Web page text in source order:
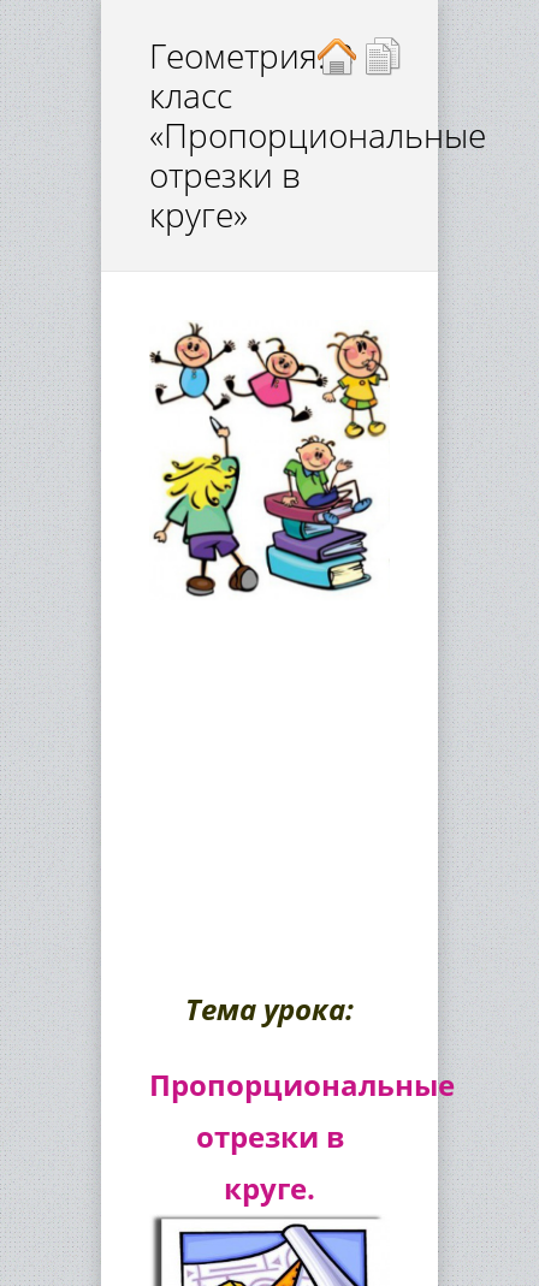
Геометрия. 8
класс
«Пропорциональные
отрезки в
круге»
Тема урока:
Пропорциональные
отрезки в
круге.